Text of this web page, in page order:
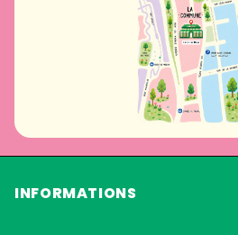
INFORMATIONS